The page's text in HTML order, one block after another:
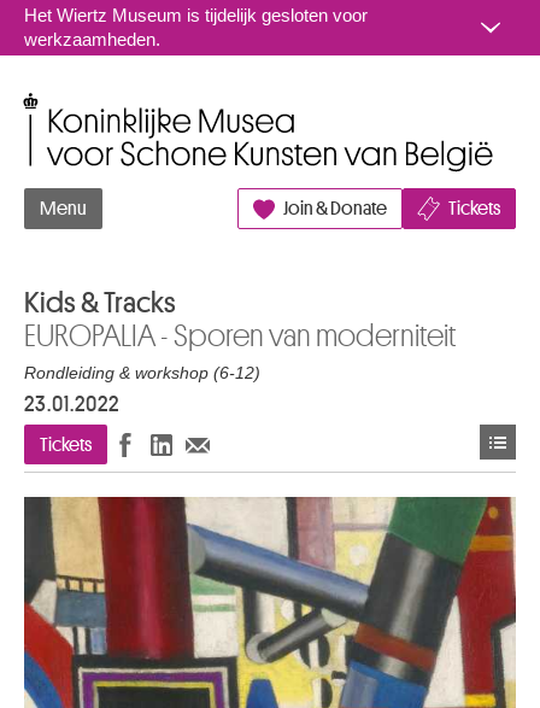
Naar inhoud
Het Wiertz Museum is tijdelijk gesloten voor
werkzaamheden.
Menu Join & Donate Tickets
Kids & Tracks
EUROPALIA - Sporen van moderniteit
Rondleiding & workshop (6-12)
23.01.2022
Tickets